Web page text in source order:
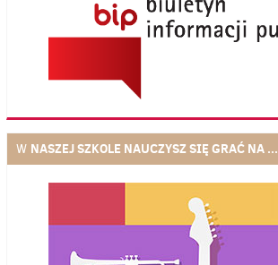
W NASZEJ SZKOLE NAUCZYSZ SIĘ GRAĆ NA ...